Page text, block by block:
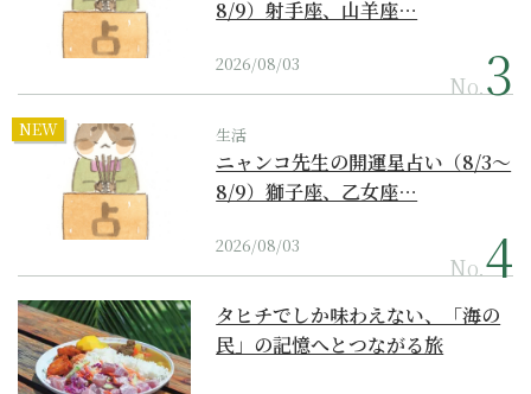
8/9）射手座、山羊座…
2026/08/03
No.
NEW 生活
ニャンコ先生の開運星占い（8/3～
8/9）獅子座、乙女座…
2026/08/03
No.
タヒチでしか味わえない、「海の
民」の記憶へとつながる旅